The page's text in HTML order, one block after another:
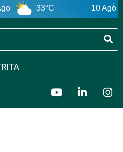
33°C 10 Ago